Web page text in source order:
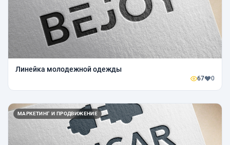
Линейка молодежной одежды
67 0
МАРКЕТИНГ И ПРОДВИЖЕНИЕ